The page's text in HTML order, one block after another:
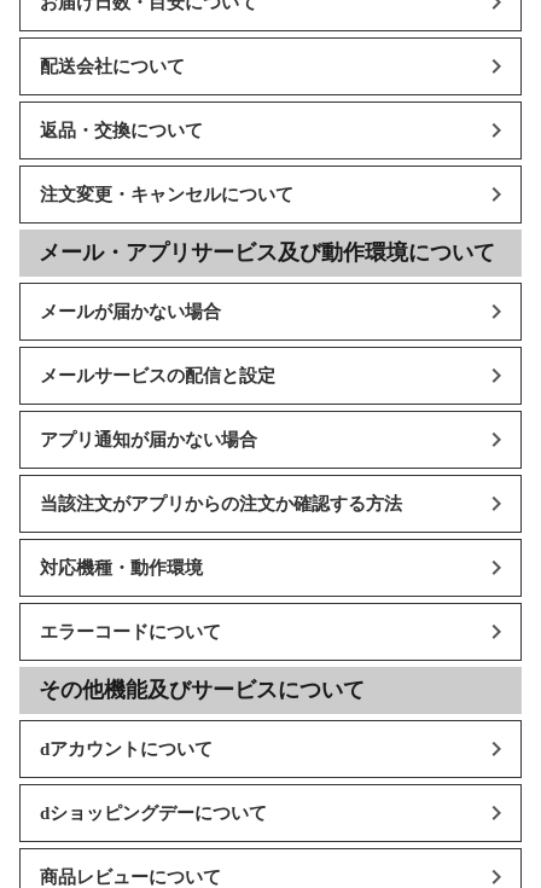
配送会社について
返品・交換について
注文変更・キャンセルについて
メール・アプリサービス及び動作環境について
メールが届かない場合
メールサービスの配信と設定
アプリ通知が届かない場合
当該注文がアプリからの注文か確認する方法
対応機種・動作環境
エラーコードについて
その他機能及びサービスについて
dアカウントについて
dショッピングデーについて
商品レビューについて